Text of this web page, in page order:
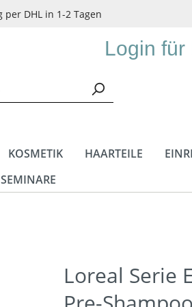
per DHL in 1-2 Tagen
Login für
KOSMETIK HAARTEILE
SEMINARE
Loreal Serie